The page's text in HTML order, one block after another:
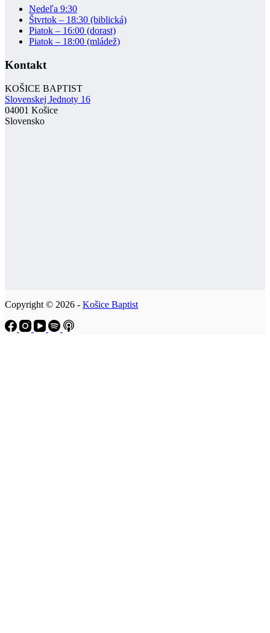
Nedeľa 9:30
Štvrtok – 18:30 (biblická)
Piatok – 16:00 (dorast)
Piatok – 18:00 (mládež)
Kontakt
KOŠICE BAPTIST
Slovenskej Jednoty 16
04001 Košice
Slovensko
Copyright © 2026 - Košice Baptist